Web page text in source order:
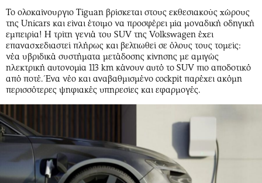
Το ολοκαίνουργιο Tiguan βρίσκεται στους εκθεσιακούς χώρους
της Unicars και είναι έτοιμο να προσφέρει μία μοναδική οδηγική
εμπειρία! Η τρίτη γενιά του SUV της Volkswagen έχει
επανασχεδιαστεί πλήρως και βελτιωθεί σε όλους τους τομείς:
νέα υβριδικά συστήματα μετάδοσης κίνησης με αμιγώς
ηλεκτρική αυτονομία 113 km κάνουν αυτό το SUV πιο αποδοτικό
από ποτέ. Ένα νέο και αναβαθμισμένο cockpit παρέχει ακόμη
περισσότερες ψηφιακές υπηρεσίες και εφαρμογές.